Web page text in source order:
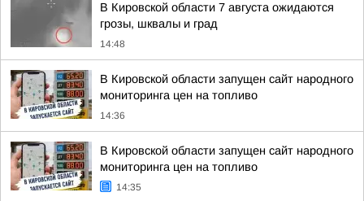
В Кировской области 7 августа ожидаются
грозы, шквалы и град
14:48
В Кировской области запущен сайт народного
мониторинга цен на топливо
14:36
В Кировской области запущен сайт народного
мониторинга цен на топливо
14:35